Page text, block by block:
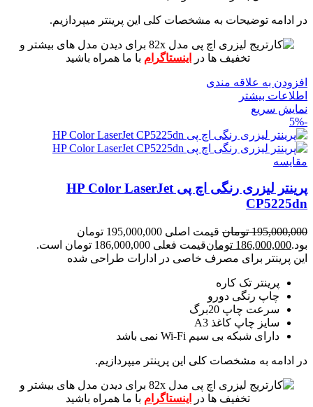
در ادامه توضیحات به مشخصات کلی این پرینتر میپردازیم.
برای دیدن مدل های بیشتر و
تخفیف ها در
اینستاگرام با ما همراه باشید
افزودن به علاقه مندی
اطلاعات بیشتر
نمایش سریع
-5%
مقايسه
پرینتر لیزری رنگی اچ پی HP Color LaserJet
CP5225dn
195,000,000 تومان
قیمت اصلی 195,000,000 تومان
بود.186,000,000 تومانقیمت فعلی 186,000,000 تومان است.
این پرینتر برای مصرف خاصی در ادارات طراحی شده
پرینتر تک کاره
چاپ رنگی دورو
سرعت چاپ 20برگ
سایز چاپ کاغذ A3
دارای شبکه بی سیم Wi-Fi نمی باشد
در ادامه به مشخصات کلی این پرینتر میپردازیم.
برای دیدن مدل های بیشتر و
تخفیف ها در
اینستاگرام با ما همراه باشید